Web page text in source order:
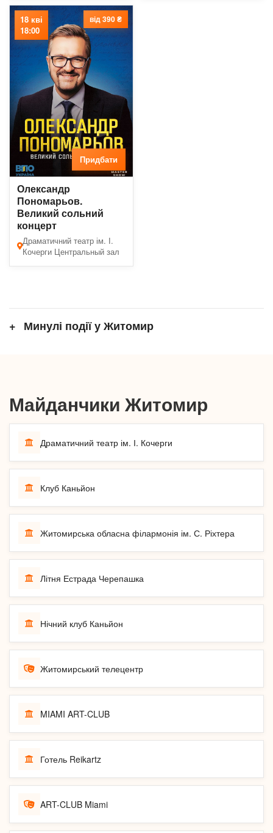
18 кві
18:00
від 390 ₴
Придбати
Олександр
Пономарьов.
Великий сольний
концерт
Драматичний театр ім. І.
Кочерги Центральный зал
Минулі події у Житомир
Майданчики Житомир
Драматичний театр ім. І. Кочерги
Клуб Каньйон
Житомирська обласна філармонія ім. С. Ріхтера
Літня Естрада Черепашка
Нічний клуб Каньйон
Житомирський телецентр
MIAMI ART-CLUB
Готель Reikartz
ART-CLUB Miami